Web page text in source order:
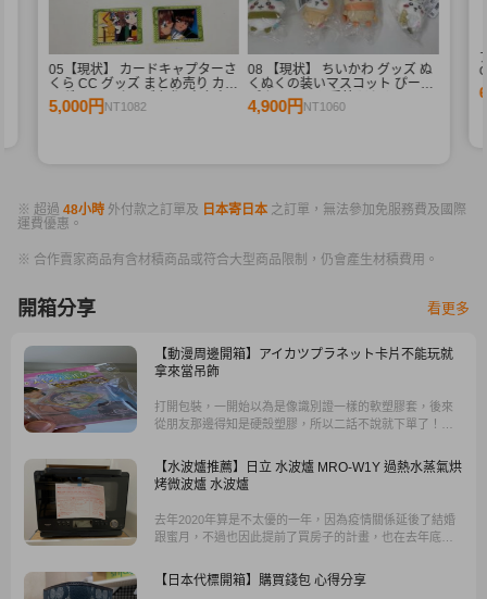
05【現状】 カードキャプターさ
くら CC グッズ まとめ売り カー
ドダス マスターズ 初版 木之本
桜 少狼 他
5,000円 NT1082
08 【現状】 ちいかわ グッズ ぬ
くぬくの装いマスコット ぴーぽ
ぽぬいぐるみ 季節だもんマスコ
ット うさぎ ハチワレ 他
4,900円 NT1060
※ 超過 48小時 外付款之訂單及 日本寄日本 之訂單，無法參加免服務費及國際
運費優惠。
※ 合作賣家商品有含材積商品或符合大型商品限制，仍會產生材積費用。
開箱分享 看更多
【動漫周邊開箱】アイカツプラネット卡片不能玩就
拿來當吊飾
打開包裝，一開始以為是像識別證一樣的軟塑膠套，後來
從朋友那邊得知是硬殼塑膠，所以二話不說就下單了！真
級。
【水波爐推薦】日立 水波爐 MRO-W1Y 過熱水蒸氣烘
烤微波爐 水波爐
去年2020年算是不太優的一年，因為疫情關係延後了結婚
跟蜜月，不過也因此提前了買房子的計畫，也在去年底順
的裝備，首先，就來介紹這次購買的水波爐！
【日本代標開箱】購買錢包 心得分享